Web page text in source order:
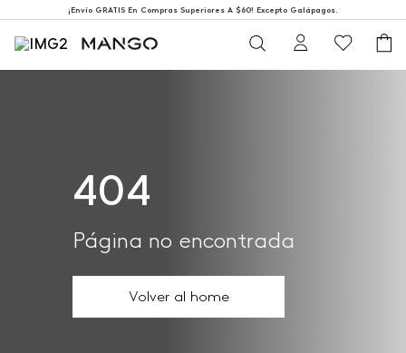
¡Envío GRATIS En Compras Superiores A $60! Excepto Galápagos.
404
Página no encontrada
Volver al home